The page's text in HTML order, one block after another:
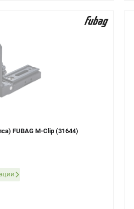
FUBAG M-Clip (31644)